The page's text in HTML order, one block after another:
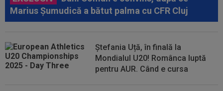
Marius Șumudică a bătut palma cu CFR Cluj
Ștefania Uță, în finală la
Mondialul U20! Românca luptă
pentru AUR. Când e cursa